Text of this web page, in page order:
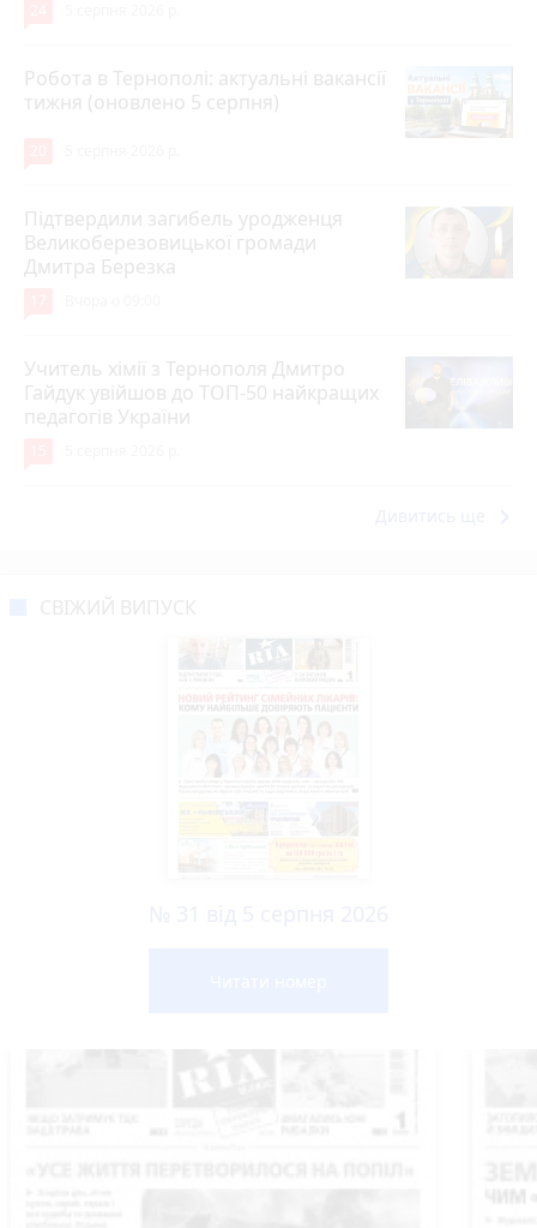
Робота в Тернополі: актуальні вакансії
тижня (оновлено 5 серпня)
Підтвердили загибель уродженця
Великоберезовицької громади
Дмитра Березка
Учитель хімії з Тернополя Дмитро
Гайдук увійшов до ТОП-50 найкращих
педагогів України